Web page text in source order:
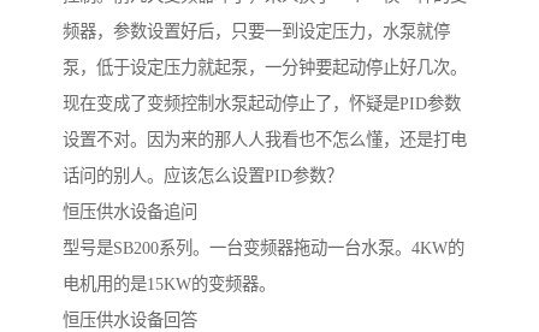
频器，参数设置好后，只要一到设定压力，水泵就停
泵，低于设定压力就起泵，一分钟要起动停止好几次。
现在变成了变频控制水泵起动停止了，怀疑是PID参数
设置不对。因为来的那人人我看也不怎么懂，还是打电
话问的别人。应该怎么设置PID参数？
恒压供水设备追问
型号是SB200系列。一台变频器拖动一台水泵。4KW的
电机用的是15KW的变频器。
恒压供水设备回答